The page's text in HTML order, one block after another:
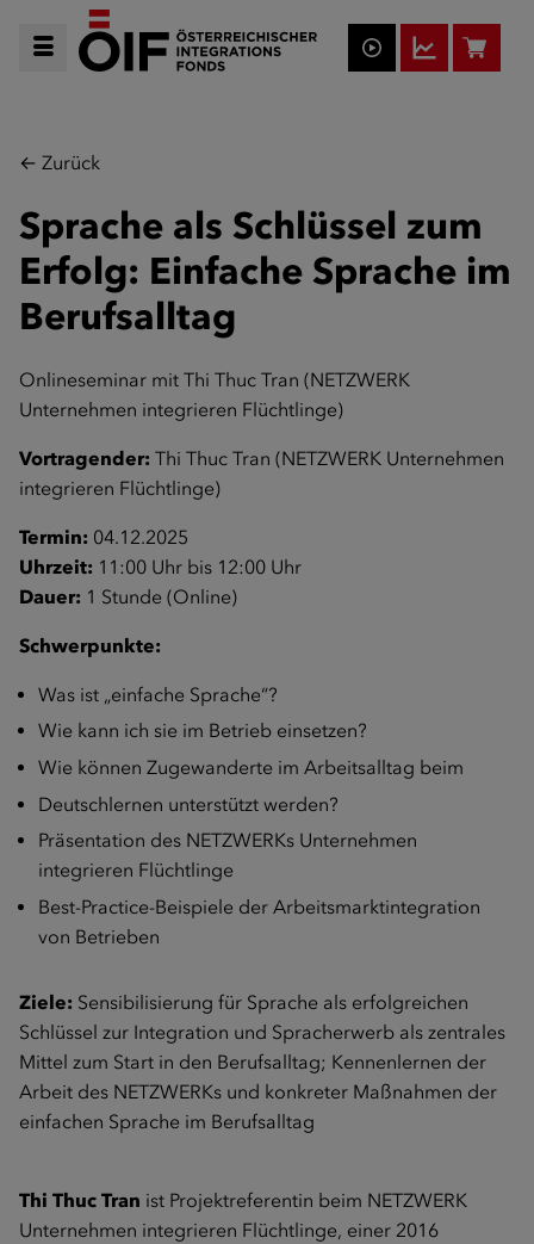
← Zurück
Sprache als Schlüssel zum
Erfolg: Einfache Sprache im
Berufsalltag
Onlineseminar mit Thi Thuc Tran (NETZWERK
Unternehmen integrieren Flüchtlinge)
Vortragender: Thi Thuc Tran (NETZWERK Unternehmen
integrieren Flüchtlinge)
Termin: 04.12.2025
Uhrzeit: 11:00 Uhr bis 12:00 Uhr
Dauer: 1 Stunde (Online)
Schwerpunkte:
Was ist „einfache Sprache“?
Wie kann ich sie im Betrieb einsetzen?
Wie können Zugewanderte im Arbeitsalltag beim
Deutschlernen unterstützt werden?
Präsentation des NETZWERKs Unternehmen
integrieren Flüchtlinge
Best-Practice-Beispiele der Arbeitsmarktintegration
von Betrieben
Ziele: Sensibilisierung für Sprache als erfolgreichen
Schlüssel zur Integration und Spracherwerb als zentrales
Mittel zum Start in den Berufsalltag; Kennenlernen der
Arbeit des NETZWERKs und konkreter Maßnahmen der
einfachen Sprache im Berufsalltag
Thi Thuc Tran ist Projektreferentin beim NETZWERK
Unternehmen integrieren Flüchtlinge, einer 2016